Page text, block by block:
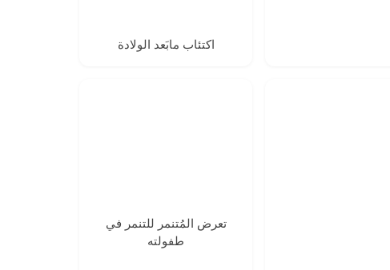
اكتئاب مابَعد الولادة
تعرض المُتنمر للتنمر في
طفولته